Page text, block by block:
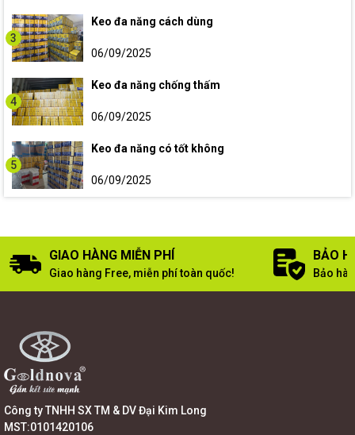
3
Keo đa năng cách dùng
06/09/2025
4
Keo đa năng chống thấm
06/09/2025
5
Keo đa năng có tốt không
06/09/2025
GIAO HÀNG MIỄN PHÍ
Giao hàng Free, miễn phí toàn quốc!
BẢO
Bảo
Công ty TNHH SX TM & DV Đại Kim Long
MST:0101420106